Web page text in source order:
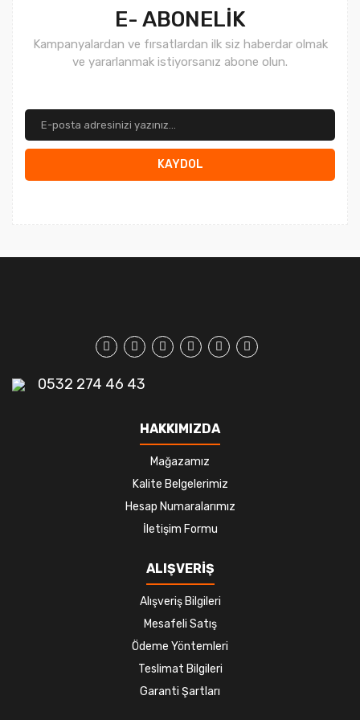
E- ABONELİK
Kampanyalardan ve fırsatlardan ilk siz haberdar olmak
ve yararlanmak istiyorsanız abone olun.
KAYDOL
0532 274 46 43
HAKKIMIZDA
Mağazamız
Kalite Belgelerimiz
Hesap Numaralarımız
İletişim Formu
ALIŞVERİŞ
Alışveriş Bilgileri
Mesafeli Satış
Ödeme Yöntemleri
Teslimat Bilgileri
Garanti Şartları